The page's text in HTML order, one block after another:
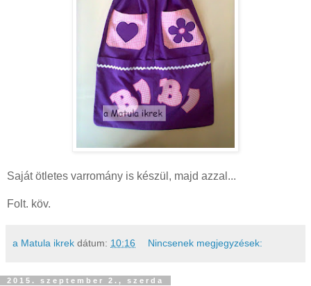
Saját ötletes varromány is készül, majd azzal...
Folt. köv.
a Matula ikrek dátum: 10:16 Nincsenek megjegyzések:
2015. szeptember 2., szerda